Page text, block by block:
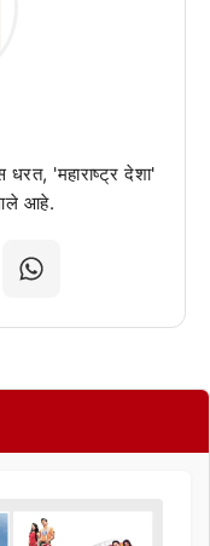
धरत, 'महाराष्ट्र देशा'
आले आहे.